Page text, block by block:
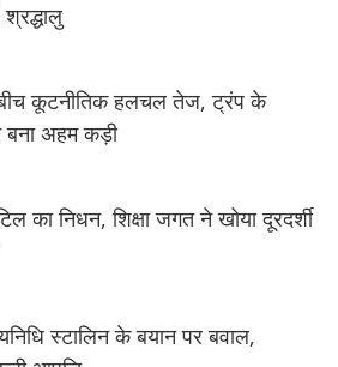
बीच कूटनीतिक हलचल तेज, ट्रंप के
अहम कड़ी
का निधन, शिक्षा जगत ने खोया दूरदर्शी
स्टालिन के बयान पर बवाल,